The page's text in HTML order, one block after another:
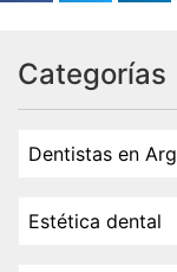
Categorías
Dentistas en
Estética dental